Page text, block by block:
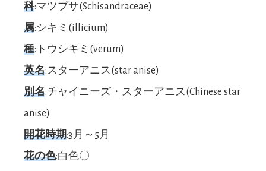
科:マツブサ(Schisandraceae)
属:シキミ(illicium)
種:トウシキミ(verum)
英名:スターアニス(star anise)
別名:チャイニーズ・スターアニス(Chinese star
anise)
開花時期:3月～5月
花の色:白色〇